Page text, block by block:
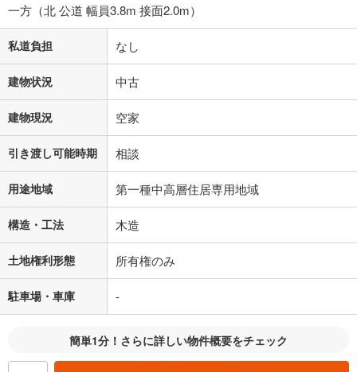
る値は、実際の金融機関等における貸出金利とは何ら関係がなく、実際
の金融機関等における貸出金利を何ら保証するものではありません。返
済方法「元利均等返済」にて算出しております。入力された金利を35年
適用した場合の計算結果を表示しています。
その他月額費用や、初期費用がかかります。ご注意ください。実際にお
借り入れの際は各金融機関等に、必ずご自身でご確認をお願いいたしま
条件によってお借り入れができないことがあります。
不動産会社に購入相談をする
閉じる
一方（北 公道 幅員3.8m 接面2.0m）
私道負担 なし
建物状況 中古
建物現況 空家
引き渡し可能時期 相談
用途地域 第一種中高層住居専用地域
構造・工法 木造
土地権利形態 所有権のみ
駐車場・車庫 -
簡単1分！さらに詳しい物件概要をチェック